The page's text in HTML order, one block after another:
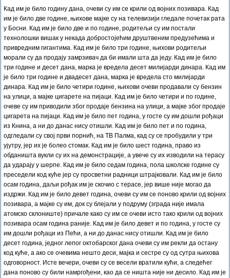
Кад им је било годину дана, очеви су им се крили од војних позивара. Кад
им је било две године, њихове мајке су на телевизији гледале почетак рата
у Босни. Кад им је било две и по године, родитељи су им постали
технолошки вишак у некада добростојећим друштвеним предузећима и
привредним гигантима. Кад им је било три године, њихови родитељи
морали су да продају замрзивач да би имали шта да једу. Кад им је било
три године и десет дана, марка је вредела десет милијарди динара. Кад им
је било три године и двадесет дана, марка је вредела сто милијарди
динара. Кад им је било четири године, њихови очеви продавали су бензин
на улици, а мајке цигарете на пијаци. Кад им је било четири и по године,
очеве су им приводили због продаје бензина на улици, а мајке због продаје
цигарета на пијаци. Кад им је било пет година, у госте су им дошли рођаци
из Книна, а ни до данас нису отишли. Кад им је било пет и по година,
одгледали су свој први порнић, на ТВ Палма, кад су се пробудили у три
ујутру, јер их је болео стомак. Кад им је било шест година, право из
обданишта вукли су их на демонстрације, а увече су их изводили на терасу
да ударају у шерпе. Кад им је било седам година, пола школске године су
преседели код куће јер су просветни радници штрајковали. Кад им је било
осам година, даљи рођак им је скочио с терасе, јер више није могао да
издржи. Кад им је било девет година, очеви су им се поново крили од војних
позивара, а мајке су им, док су блејали у подруму (зграда није имала
атомско склониште) причале како су им се очеви исто тако крили од војних
позивара осам година раније. Кад им је било девет и по година, у госте су
им дошли рођаци из Пећи, а ни до данас нису отишли. Кад им је било
десет година, једног лепог октобарског дана очеви су им рекли да остану
код куће, а ако се очевима нешто деси, мајка и сестре су од сутра њихова
одговорност. Исте вечери, очеви су се весели вратили кући, а следећег
дана поново су били намргођени, као да се ништа није ни десило. Кад им је